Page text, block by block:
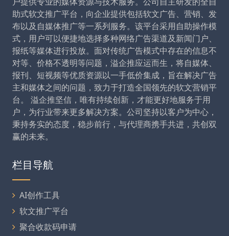
助式软文推广平台，向企业提供包括软文广告、营销、发
布以及自媒体推广等一系列服务。该平台采用自助操作模
式，用户可以便捷地选择多种网络广告渠道及新闻门户、
报纸等媒体进行投放。面对传统广告模式中存在的信息不
对等、价格不透明等问题，溢企推应运而生，将自媒体、
报刊、短视频等优质资源以一手低价集成，旨在解决广告
主和媒体之间的问题，致力于打造全国领先的软文营销平
台。 溢企推坚信，唯有持续创新，才能更好地服务于用
户，为行业带来更多解决方案。公司坚持以客户为中心，
秉持务实的态度，稳步前行，与代理商携手共进，共创双
赢的未来。
栏目导航
AI创作工具
软文推广平台
聚合收款码申请